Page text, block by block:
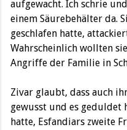
aufgewacht. Ich schrie
einem Säurebehälter da.
geschlafen hatte,
Wahrscheinlich wollten
Angriffe der Familie in
Zivar glaubt, dass auch
gewusst und es geduldet
hatte, Esfandiars zweite